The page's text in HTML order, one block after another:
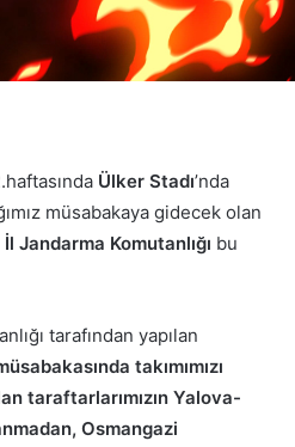
Ülker Stadı’nda
müsabakaya gidecek olan
Jandarma Komutanlığı bu
tarafından yapılan
takımımızı
taraftarlarımızın Yalova-
Osmangazi